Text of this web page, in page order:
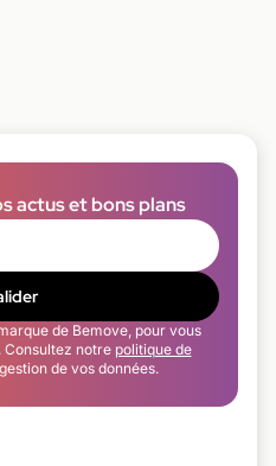
actus et bons plans
de Bemove, pour vous
Consultez notre politique de
de vos données.